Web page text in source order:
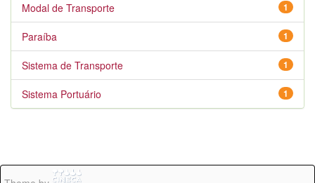
1
Modal de Transporte
1
Paraíba
1
Sistema de Transporte
1
Sistema Portuário